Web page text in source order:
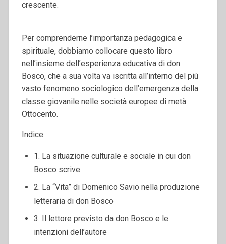
crescente.
Per comprenderne l’importanza pedagogica e
spirituale, dobbiamo collocare questo libro
nell’insieme dell’esperienza educativa di don
Bosco, che a sua volta va iscritta all’interno del più
vasto fenomeno sociologico dell’emergenza della
classe giovanile nelle società europee di metà
Ottocento.
Indice:
1. La situazione culturale e sociale in cui don
Bosco scrive
2. La “Vita” di Domenico Savio nella produzione
letteraria di don Bosco
3. Il lettore previsto da don Bosco e le
intenzioni dell’autore